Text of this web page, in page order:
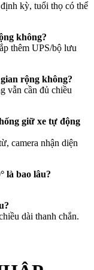
kỳ, tuổi thọ có thể
không?
thêm UPS/bộ lưu
rộng không?
vẫn cần đủ chiều
giữ xe tự động
camera nhận diện
là bao lâu?
dài thanh chắn.